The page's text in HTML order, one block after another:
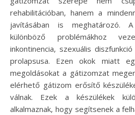
rehabilitációban, hanem a
javításában is meghatározó.
különböző problémákhoz
inkontinencia, szexuális
prolapsusa. Ezen okok miatt
megoldásokat a gátizomzat
elérhető gátizom erősítő
válnak. Ezek a készülékek
alkalmaznak, hogy segítsenek a